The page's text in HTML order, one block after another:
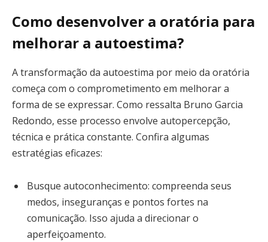
Como desenvolver a oratória para
melhorar a autoestima?
A transformação da autoestima por meio da oratória
começa com o comprometimento em melhorar a
forma de se expressar. Como ressalta Bruno Garcia
Redondo, esse processo envolve autopercepção,
técnica e prática constante. Confira algumas
estratégias eficazes:
Busque autoconhecimento: compreenda seus
medos, inseguranças e pontos fortes na
comunicação. Isso ajuda a direcionar o
aperfeiçoamento.